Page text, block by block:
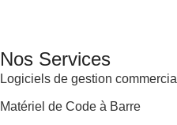
Nos Services
Logiciels de gestion commercial
Matériel de Code à Barre